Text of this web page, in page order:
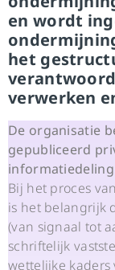
en wordt
het
verwerken
De organisatie
gepubliceerd
Bij het proces
is het belangrijk
(van signaal tot
schriftelijk
wettelijke